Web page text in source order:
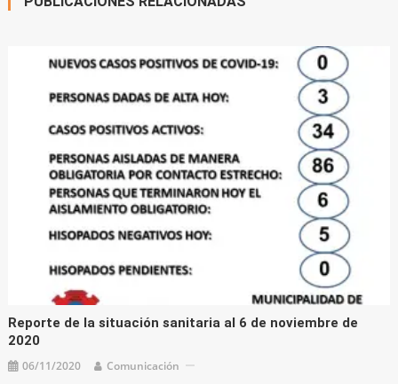
Reporte de la situación sanitaria al 6 de noviembre de
2020
06/11/2020 Comunicación